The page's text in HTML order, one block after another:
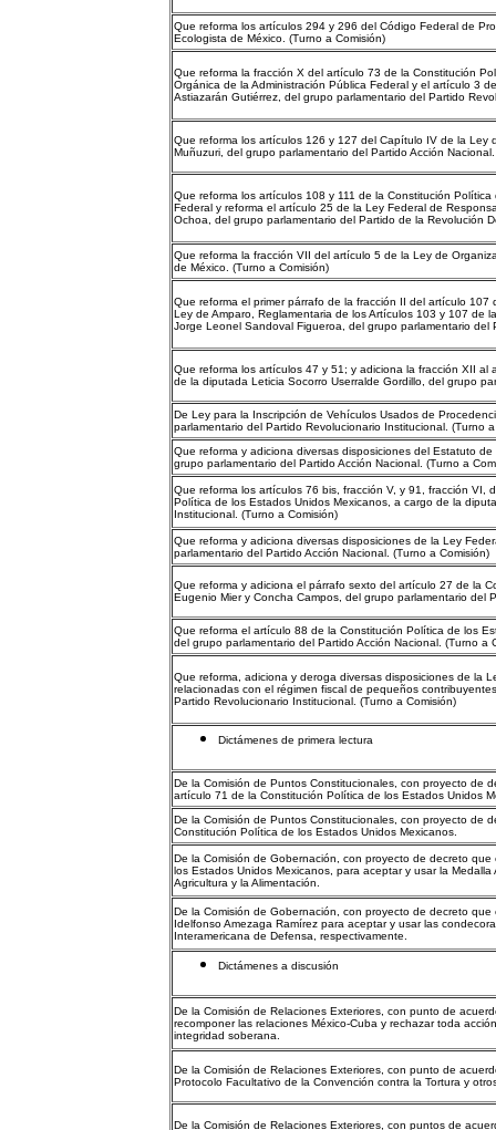
Que reforma los artículos 294 y 296 del Código Federal de
Ecologista de México. (Turno a Comisión)
Que reforma la fracción X del artículo 73 de la Constitución
Orgánica de la Administración Pública Federal y el artículo 3
Astiazarán Gutiérrez, del grupo parlamentario del Partido
Que reforma los artículos 126 y 127 del Capítulo IV de la
Muñuzuri, del grupo parlamentario del Partido Acción
Que reforma los artículos 108 y 111 de la Constitución
Federal y reforma el artículo 25 de la Ley Federal de
Ochoa, del grupo parlamentario del Partido de la Revolución
Que reforma la fracción VII del artículo 5 de la Ley de
de México. (Turno a Comisión)
Que reforma el primer párrafo de la fracción II del artículo
Ley de Amparo, Reglamentaria de los Artículos 103 y 107 de
Jorge Leonel Sandoval Figueroa, del grupo parlamentario del
Que reforma los artículos 47 y 51; y adiciona la fracción XII
de la diputada Leticia Socorro Userralde Gordillo, del grupo
De Ley para la Inscripción de Vehículos Usados de
parlamentario del Partido Revolucionario Institucional. (Turno
Que reforma y adiciona diversas disposiciones del Estatuto
grupo parlamentario del Partido Acción Nacional. (Turno a
Que reforma los artículos 76 bis, fracción V, y 91, fracción VI,
Política de los Estados Unidos Mexicanos, a cargo de la
Institucional. (Turno a Comisión)
Que reforma y adiciona diversas disposiciones de la Ley
parlamentario del Partido Acción Nacional. (Turno a Comisión)
Que reforma y adiciona el párrafo sexto del artículo 27 de la
Eugenio Mier y Concha Campos, del grupo parlamentario del
Que reforma el artículo 88 de la Constitución Política de los
del grupo parlamentario del Partido Acción Nacional. (Turno a
Que reforma, adiciona y deroga diversas disposiciones de la
relacionadas con el régimen fiscal de pequeños
Partido Revolucionario Institucional. (Turno a Comisión)
Dictámenes de primera lectura
De la Comisión de Puntos Constitucionales, con proyecto de
artículo 71 de la Constitución Política de los Estados Unidos
De la Comisión de Puntos Constitucionales, con proyecto de
Constitución Política de los Estados Unidos Mexicanos.
De la Comisión de Gobernación, con proyecto de decreto
los Estados Unidos Mexicanos, para aceptar y usar la
Agricultura y la Alimentación.
De la Comisión de Gobernación, con proyecto de decreto
Idelfonso Amezaga Ramírez para aceptar y usar las
Interamericana de Defensa, respectivamente.
Dictámenes a discusión
De la Comisión de Relaciones Exteriores, con punto de
recomponer las relaciones México-Cuba y rechazar toda
integridad soberana.
De la Comisión de Relaciones Exteriores, con punto de
Protocolo Facultativo de la Convención contra la Tortura y
De la Comisión de Relaciones Exteriores, con puntos de